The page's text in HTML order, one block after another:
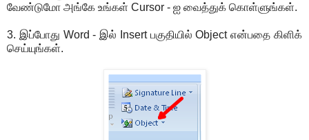
வேண்டுமோ அங்கே உங்கள் Cursor - ஐ வைத்துக் கொள்ளுங்கள்.
3. இப்போது Word - இல் Insert பகுதியில் Object என்பதை கிளிக்
செய்யுங்கள்.